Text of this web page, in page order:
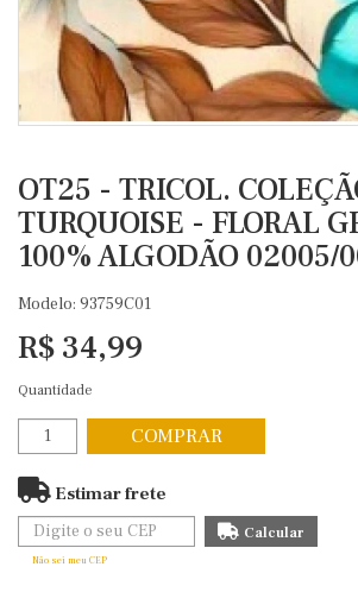
OT25 - TRICOL.
TURQUOISE - FLORAL
100% ALGODÃO 02005/
Modelo: 93759C01
R$ 34,99
Quantidade
COMPRAR
Estimar frete
Não sei meu CEP